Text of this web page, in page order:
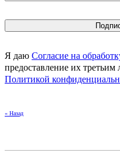
Я даю Согласие на
предоставление их
Политикой
« Назад